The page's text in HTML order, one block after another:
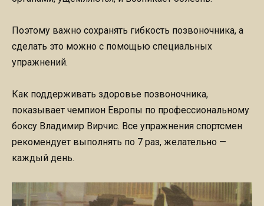
Поэтому важно сохранять гибкость позвоночника, а
сделать это можно с помощью специальных
упражнений.
Как поддерживать здоровье позвоночника,
показывает чемпион Европы по профессиональному
боксу Владимир Вирчис. Все упражнения спортсмен
рекомендует выполнять по 7 раз, желательно —
каждый день.